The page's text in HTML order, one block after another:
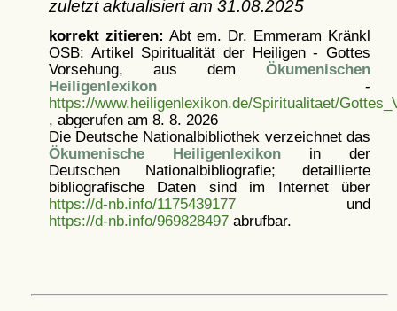
zuletzt aktualisiert am 31.08.2025
korrekt zitieren: Abt em. Dr. Emmeram Kränkl
OSB: Artikel Spiritualität der Heiligen - Gottes
Vorsehung, aus dem Ökumenischen
Heiligenlexikon-
https://www.heiligenlexikon.de/Spiritualitaet/
, abgerufen am 8. 8. 2026
Die Deutsche Nationalbibliothek verzeichnet das
Ökumenische Heiligenlexikonin der
Deutschen Nationalbibliografie; detaillierte
bibliografische Daten sind im Internet über
https://d-nb.info/1175439177und
https://d-nb.info/969828497abrufbar.